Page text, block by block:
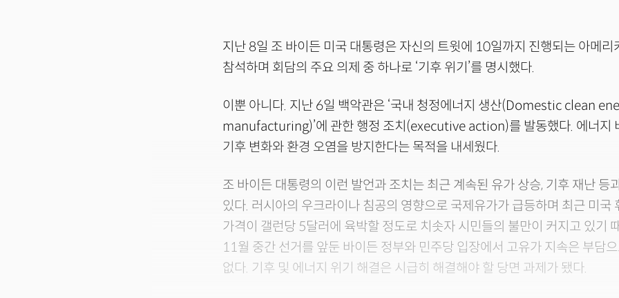
지난 8일 조 바이든 미국 대통령은 자신의 트윗에 10일까지 진행되는 아메리
참석하며 회담의 주요 의제 중 하나로 ‘기후 위기’를 명시했다.
이뿐 아니다. 지난 6일 백악관은 ‘국내 청정에너지 생산(Domestic clean
manufacturing)’에 관한 행정 조치(executive action)를 발동했다. 에너지
기후 변화와 환경 오염을 방지한다는 목적을 내세웠다.
조 바이든 대통령의 이런 발언과 조치는 최근 계속된 유가 상승, 기후 재난 등
있다. 러시아의 우크라이나 침공의 영향으로 국제유가가 급등하며 최근 미국
가격이 갤런당 5달러에 육박할 정도로 치솟자 시민들의 불만이 커지고 있기
11월 중간 선거를 앞둔 바이든 정부와 민주당 입장에서 고유가 지속은 부담
없다. 기후 및 에너지 위기 해결은 시급히 해결해야 할 당면 과제가 됐다.